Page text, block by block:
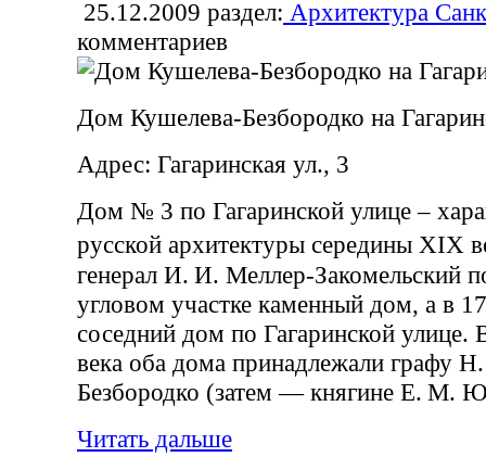
25.12.2009 раздел: Архитектура
комментариев
Дом Кушелева-Безбородко на
Адрес: Гагаринская ул., 3
Дом № 3 по Гагаринской улице –
русской архитектуры середины
генерал И. И. Меллер-Закомельский
угловом участке каменный дом, а в
соседний дом по Гагаринской улице.
века оба дома принадлежали графу
Безбородко (затем — княгине Е. М.
Читать дальше